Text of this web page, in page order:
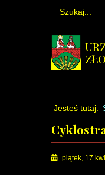
Jesteś tutaj:
piątek, 17